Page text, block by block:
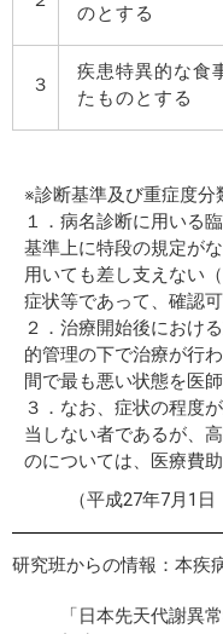
のとする
３
疾患特異的な食
たものとする
※診断基準及び重症度
１．病名診断に用いる
基準上に特段の規定が
用いても差し支えない
症状等であって、確認
２．治療開始後におけ
的管理の下で治療が行
間で最も悪い状態を医
３．なお、症状の程度
当しない者であるが、
のについては、医療費
（平成27年7月1
研究班からの情報：本疾
「日本先天代謝異常